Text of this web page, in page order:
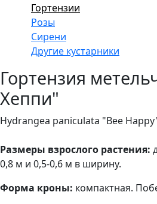
Гортензии
Розы
Сирени
Другие кустарники
Гортензия
Хеппи"
Hydrangea paniculata "Bee
Размеры взрослого растения:
0,8 м и 0,5-0,6 м в ширину.
Форма кроны: компактная.